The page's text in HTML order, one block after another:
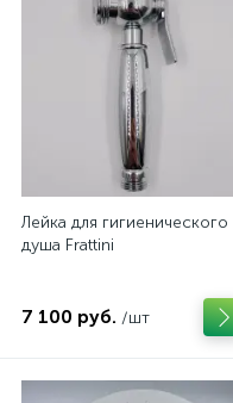
Лейка для гигиенического
душа Frattini
7 100 руб. /шт